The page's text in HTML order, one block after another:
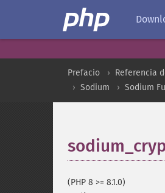
Prefacio Referencia
Sodium
Sodium
(PHP 8 >= 8.1.0)